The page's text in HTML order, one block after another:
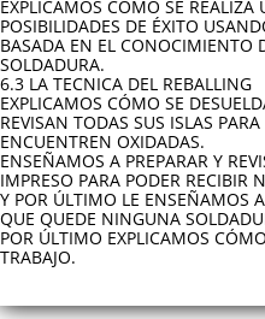
EXPLICAMOS CÓMO SE
POSIBILIDADES DE ÉXITO
BASADA EN EL CONOCIMIENTO
SOLDADURA.
6.3 LA TECNICA DEL REBALLING
EXPLICAMOS CÓMO SE
REVISAN TODAS SUS ISLAS
ENCUENTREN OXIDADAS.
ENSEÑAMOS A PREPARAR Y
IMPRESO PARA PODER RECIBIR
Y POR ÚLTIMO LE ENSEÑAMOS
QUE QUEDE NINGUNA
POR ÚLTIMO EXPLICAMOS
TRABAJO.